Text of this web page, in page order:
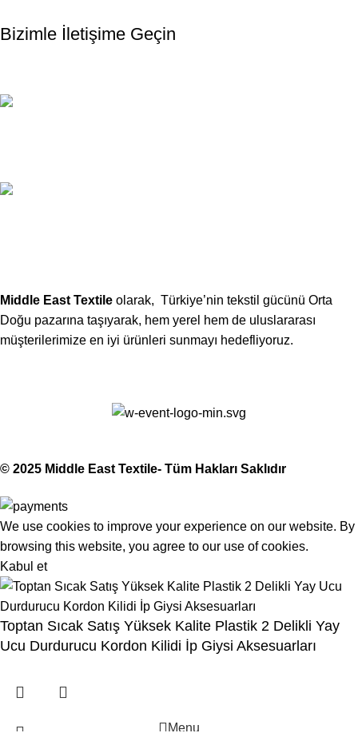
Bizimle İletişime Geçin
Middle East Textile olarak, Türkiye’nin tekstil gücünü Orta
Doğu pazarına taşıyarak, hem yerel hem de uluslararası
müşterilerimize en iyi ürünleri sunmayı hedefliyoruz.
© 2025 Middle East Textile- Tüm Hakları Saklıdır
We use cookies to improve your experience on our website. By
browsing this website, you agree to our use of cookies.
Kabul et
Toptan Sıcak Satış Yüksek Kalite Plastik 2 Delikli Yay
Ucu Durdurucu Kordon Kilidi İp Giysi Aksesuarları
Menu